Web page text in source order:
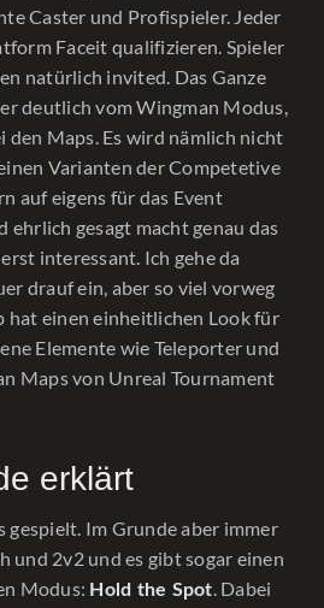
Caster und Profispieler. Jeder
Faceit qualifizieren. Spieler
natürlich invited. Das Ganze
deutlich vom Wingman Modus,
den Maps. Es wird nämlich nicht
Varianten der Competetive
auf eigens für das Event
gesagt macht genau das
interessant. Ich gehe da
drauf ein, aber so viel vorweg
hat einen einheitlichen Look für
Elemente wie Teleporter und
Maps von Unreal Tournament
erklärt
gespielt. Im Grunde aber immer
und 2v2 und es gibt sogar einen
Modus: Hold the Spot. Dabei